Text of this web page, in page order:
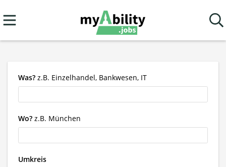
Was? z.B. Einzelhandel, Bankwesen, IT
Wo? z.B. München
Umkreis